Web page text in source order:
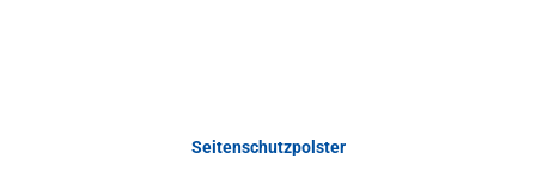
Seitenschutzpolster